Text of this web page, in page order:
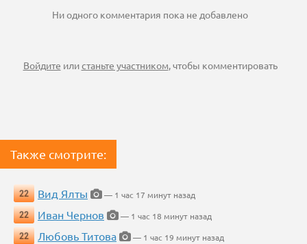
Ни одного комментария пока не добавлено
Войдите илистаньте участником, чтобы комментировать
Также смотрите:
22 Вид Ялты
— 1 час 17 минут назад
22
Иван Чернов
— 1 час 18 минут назад
22
Любовь Титова
— 1 час 19 минут назад